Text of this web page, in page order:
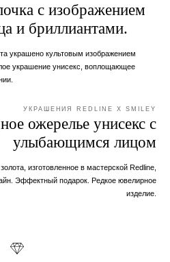
с изображением
и бриллиантами.
украшено культовым изображением
украшение унисекс, воплощающее
УКРАШЕНИЯ REDLINE X SMILEY
ожерелье унисекс с
улыбающимся лицом
изготовленное в мастерской Redline,
Эффектный подарок. Редкое ювелирное
изделие.